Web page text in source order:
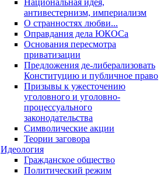
Национальная идея,
антивестернизм, империализм
О странностях любви...
Оправдания дела ЮКОСа
Основания пересмотра
приватизации
Предложения де-либерализовать
Конституцию и публичное право
Призывы к ужесточению
уголовного и уголовно-
процессуального
законодательства
Символические акции
Теории заговора
Идеология
Гражданское общество
Политический режим